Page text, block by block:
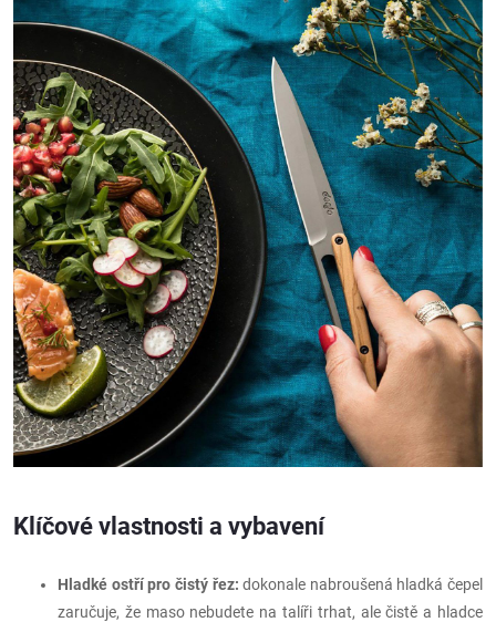
Klíčové vlastnosti a vybavení
Hladké ostří pro čistý řez: dokonale nabroušená hladká čepel
zaručuje, že maso nebudete na talíři trhat, ale čistě a hladce